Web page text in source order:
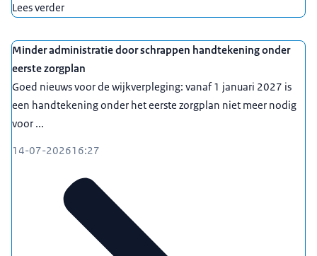
Lees verder
Minder administratie door schrappen handtekening onder
eerste zorgplan
Goed nieuws voor de wijkverpleging: vanaf 1 januari 2027 is
een handtekening onder het eerste zorgplan niet meer nodig
voor ...
14-07-202616:27